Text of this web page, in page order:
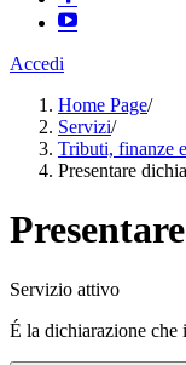
Accedi
Home Page/
Servizi/
Tributi, finanze
Presentare
Servizio attivo
É la dichiarazione che